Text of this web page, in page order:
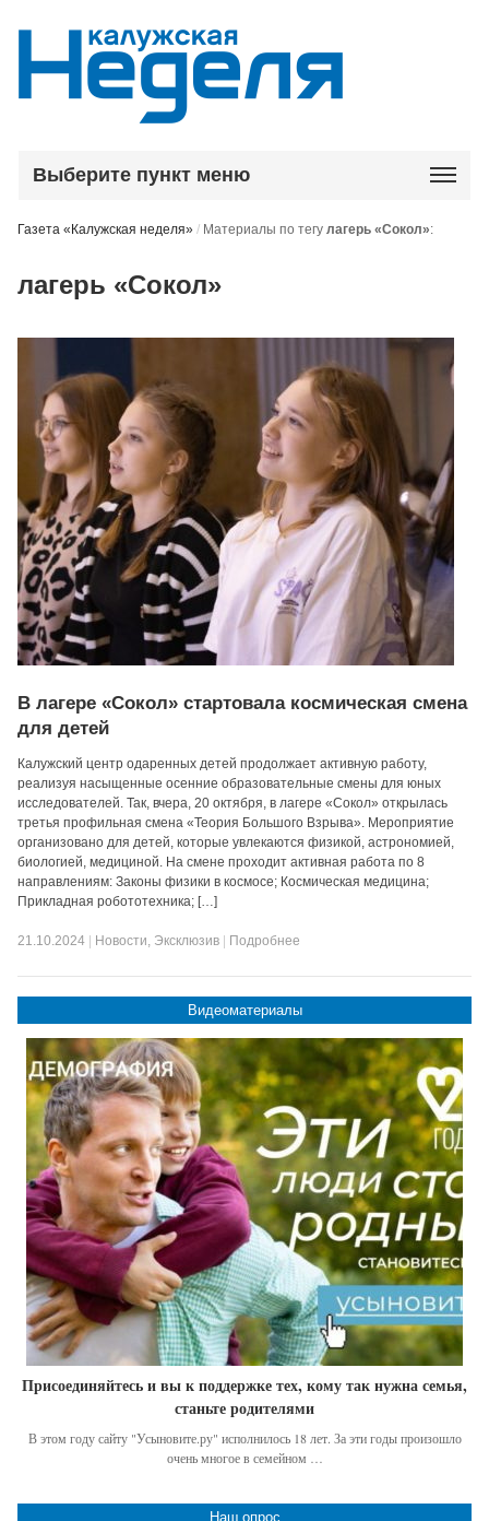
Выберите пункт меню
Газета «Калужская неделя» / Материалы по тегулагерь «Сокол»:
лагерь «Сокол»
В лагере «Сокол» стартовала космическая смена
для детей
Калужский центр одаренных детей продолжает активную работу,
реализуя насыщенные осенние образовательные смены для юных
исследователей. Так, вчера, 20 октября, в лагере «Сокол» открылась
третья профильная смена «Теория Большого Взрыва». Мероприятие
организовано для детей, которые увлекаются физикой, астрономией,
биологией, медициной. На смене проходит активная работа по 8
направлениям: Законы физики в космосе; Космическая медицина;
Прикладная робототехника; […]
21.10.2024 Новости, Эксклюзив Подробнее
Видеоматериалы
Присоединяйтесь и вы к поддержке тех, кому так нужна семья,
станьте родителями
В этом году сайту "Усыновите.ру" исполнилось 18 лет. За эти годы произошло
очень многое в семейном …
Наш опрос